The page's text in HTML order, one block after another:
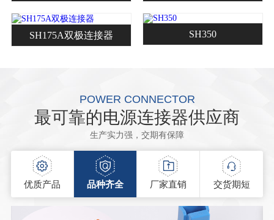
SH175A双极连接器 SH350
POWER CONNECTOR
最可靠的电源连接器供应商
生产实力强，交期有保障
优质产品 品种齐全 厂家直销 交货期短